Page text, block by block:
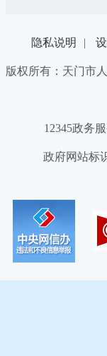
隐私说明 |
版权所有：天门市
12345政务
政府网站标